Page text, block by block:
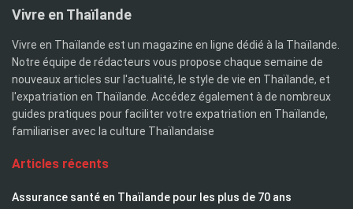
Vivre en Thaïlande
Vivre en Thaïlande est un magazine en ligne dédié à la Thaïlande.
Notre équipe de rédacteurs vous propose chaque semaine de
nouveaux articles sur l'actualité, le style de vie en Thaïlande, et
l'expatriation en Thaïlande. Accédez également à de nombreux
guides pratiques pour faciliter votre expatriation en Thaïlande,
familiariser avec la culture Thaïlandaise
Articles récents
Assurance santé en Thaïlande pour les plus de 70 ans